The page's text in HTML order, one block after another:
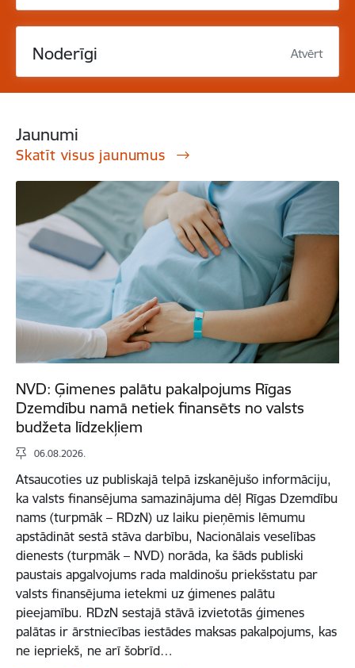
Noderīgi Atvērt
Jaunumi
Skatīt visus jaunumus
NVD: Ģimenes palātu pakalpojums Rīgas
Dzemdību namā netiek finansēts no valsts
budžeta līdzekļiem
06.08.2026.
Atsaucoties uz publiskajā telpā izskanējušo informāciju,
ka valsts finansējuma samazinājuma dēļ Rīgas Dzemdību
nams (turpmāk – RDzN) uz laiku pieņēmis lēmumu
apstādināt sestā stāva darbību, Nacionālais veselības
dienests (turpmāk – NVD) norāda, ka šāds publiski
paustais apgalvojums rada maldinošu priekšstatu par
valsts finansējuma ietekmi uz ģimenes palātu
pieejamību. RDzN sestajā stāvā izvietotās ģimenes
palātas ir ārstniecības iestādes maksas pakalpojums, kas
ne iepriekš, ne arī šobrīd…